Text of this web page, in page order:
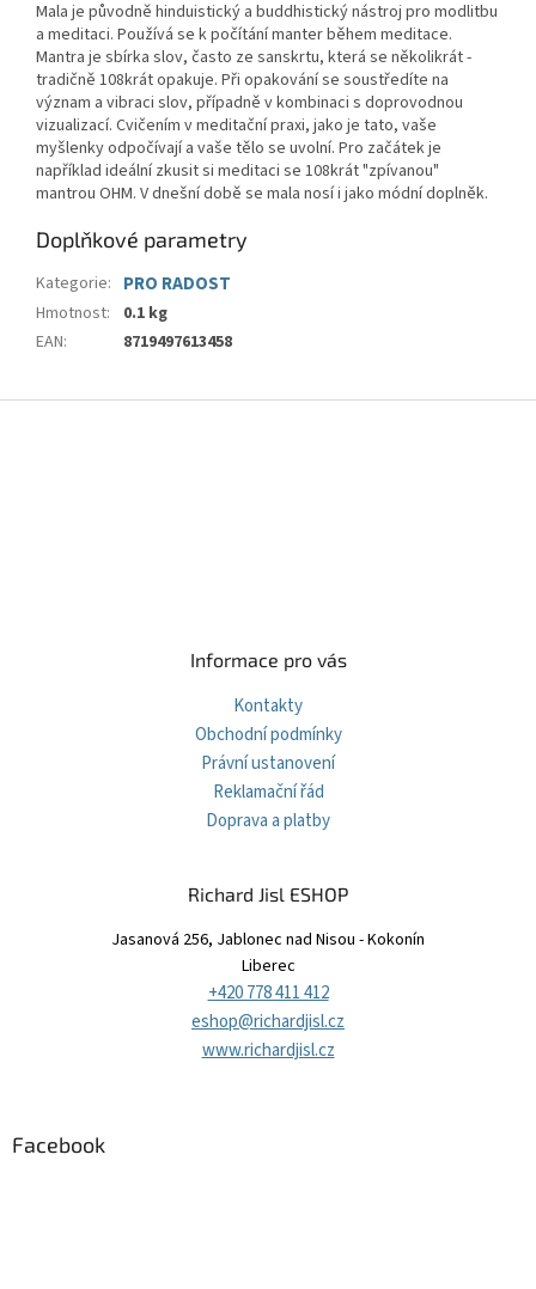
Mala je původně hinduistický a buddhistický nástroj pro modlitbu
a meditaci. Používá se k počítání manter během meditace.
Mantra je sbírka slov, často ze sanskrtu, která se několikrát -
tradičně 108krát opakuje. Při opakování se soustředíte na
význam a vibraci slov, případně v kombinaci s doprovodnou
vizualizací. Cvičením v meditační praxi, jako je tato, vaše
myšlenky odpočívají a vaše tělo se uvolní. Pro začátek je
například ideální zkusit si meditaci se 108krát "zpívanou"
mantrou OHM. V dnešní době se mala nosí i jako módní doplněk.
Doplňkové parametry
Kategorie: PRO RADOST
Hmotnost:
0.1 kg
EAN: 8719497613458
Informace pro vás
Kontakty
Obchodní podmínky
Právní ustanovení
Reklamační řád
Doprava a platby
Richard Jisl ESHOP
Jasanová 256, Jablonec nad Nisou - Kokonín
Liberec
+420 778 411 412
eshop@richardjisl.cz
www.richardjisl.cz
Facebook